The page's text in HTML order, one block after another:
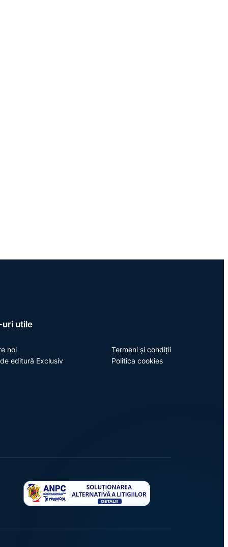
utile
noi
editură Exclusiv
Termeni și condiții
Politica cookies